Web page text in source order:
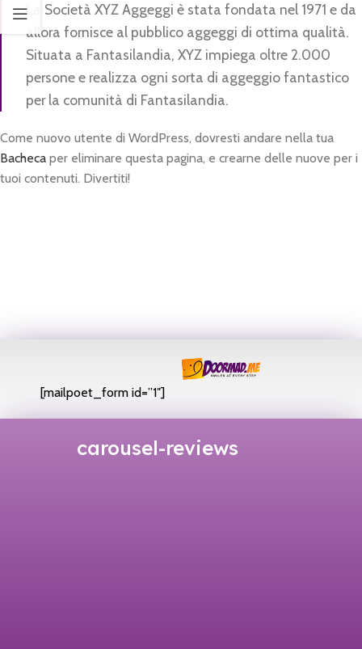
La Società XYZ Aggeggi è stata fondata nel 1971 e da
allora fornisce al pubblico aggeggi di ottima qualità.
Situata a Fantasilandia, XYZ impiega oltre 2.000
persone e realizza ogni sorta di aggeggio fantastico
per la comunità di Fantasilandia.
Come nuovo utente di WordPress, dovresti andare nella tua
Bacheca per eliminare questa pagina, e crearne delle nuove per i
tuoi contenuti. Divertiti!
[mailpoet_form id=”1″]
carousel-reviews